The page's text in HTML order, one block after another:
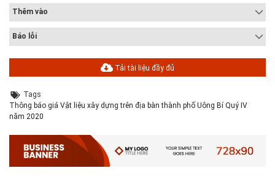
Thêm vào
Báo lỗi
Tải tài liệu đầy đủ
Tags
Thông báo giá Vật liệu xây dựng trên địa bàn thành phố Uông Bí Quý IV
năm 2020